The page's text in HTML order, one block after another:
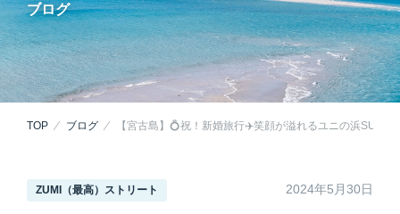
ブログ
TOP ブログ 【宮古島】💍祝！新婚旅行✈️笑顔が溢れるユニの浜SUPツ
ZUMI（最高）ストリート 2024年5月30日